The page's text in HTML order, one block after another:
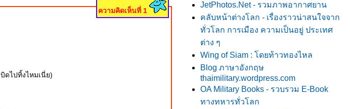
ความคิดเห็นที่ 1
ดไปทิ้งไหมเนี่ย)
JetPhotos.Net - รวมภาพอากาศยาน
คลับหน้าต่างโลก - เรื่องราวน่าสนใจจาก
ทั่วโลก การเมือง ความเป็นอยู่ ประเทศ
ต่าง ๆ
Wing of Siam : โดยท้าวทองไหล
Blog ภาษาอังกฤษ
thaimilitary.wordpress.com
OA Military Books - รวบรวม E-Book
ทางทหารทั่วโลก